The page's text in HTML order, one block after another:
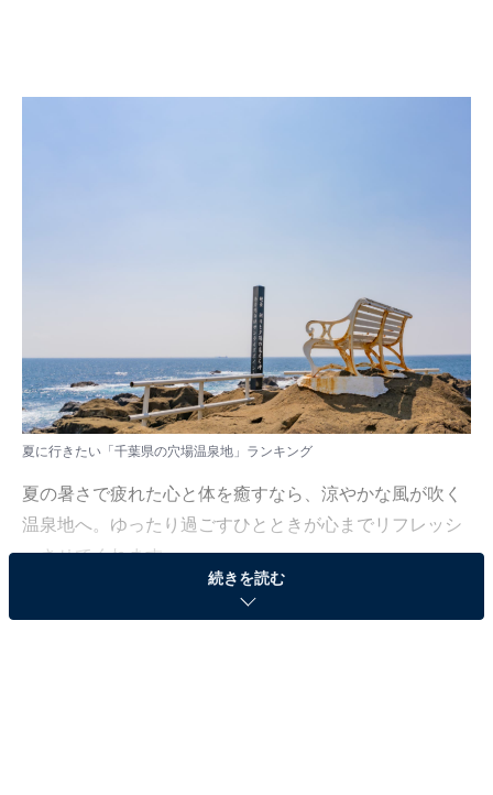
夏に行きたい「千葉県の穴場温泉地」ランキング
夏の暑さで疲れた心と体を癒すなら、涼やかな風が吹く
温泉地へ。ゆったり過ごすひとときが心までリフレッシ
ュさせてくれます。
All About ニュース編集部では、2025年7月28〜29日の期
続きを読む